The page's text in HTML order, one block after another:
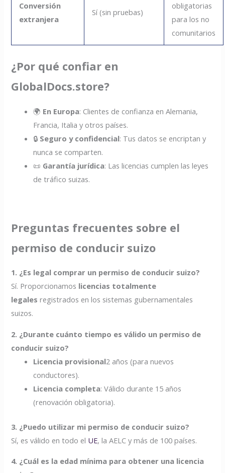
Conversión
extranjera
Sí (sin pruebas)
obligatorias
para los no
comunitarios
¿Por qué confiar en
GlobalDocs.store?
🌍 En Europa: Clientes de confianza en Alemania,
Francia, Italia y otros países.
🔒 Seguro y confidencial: Tus datos se encriptan y
nunca se comparten.
📜 Garantía jurídica: Las licencias cumplen las leyes
de tráfico suizas.
Preguntas frecuentes sobre el
permiso de conducir suizo
1. ¿Es legal comprar un permiso de conducir suizo?
Sí. Proporcionamos licencias totalmente
legales registrados en los sistemas gubernamentales
suizos.
2. ¿Durante cuánto tiempo es válido un permiso de
conducir suizo?
Licencia provisional2 años (para nuevos
conductores).
Licencia completa: Válido durante 15 años
(renovación obligatoria).
3. ¿Puedo utilizar mi permiso de conducir suizo?
Sí, es válido en todo el UE, la AELC y más de 100 países.
4. ¿Cuál es la edad mínima para obtener una licencia